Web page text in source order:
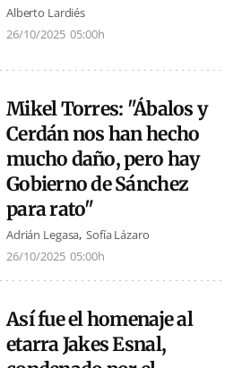
Alberto Lardiés
26/10/2025 05:00h
Mikel Torres: "Ábalos y
Cerdán nos han hecho
mucho daño, pero hay
Gobierno de Sánchez
para rato"
Adrián Legasa Sofía Lázaro
26/10/2025 05:00h
Así fue el homenaje al
etarra Jakes Esnal,